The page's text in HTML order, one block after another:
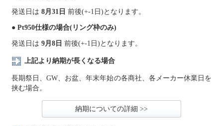
発送日は 8月31日 前後(+-1日)となります。
● Pt950仕様の場合(リング枠のみ)
発送日は 9月8日 前後(+-1日)となります。
上記より納期が長くなる場合
長期祭日、GW、お盆、年末年始の各商社、各メーカー休業日を
挟む場合。
納期についての詳細 >>